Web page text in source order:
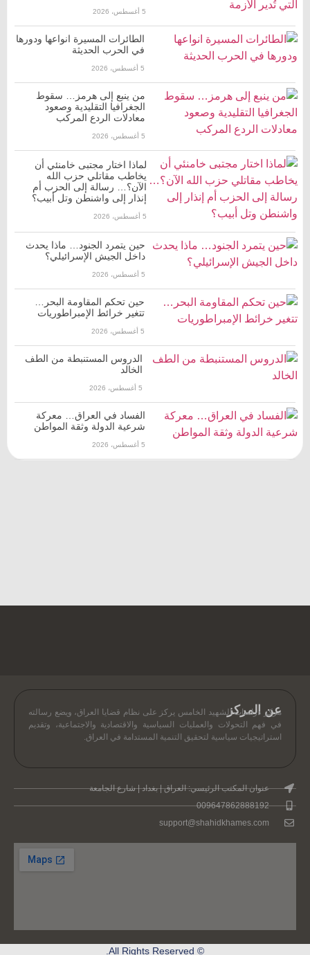
5 أغسطس، 2026
الطائرات المسيرة انواعها ودورها
في الحرب الحديثة
5 أغسطس، 2026
من ينبع إلى هرمز… سقوط
الجغرافيا التقليدية وصعود
معادلات الردع المركب
5 أغسطس، 2026
لماذا اختار مجتبى خامنئي أن
يخاطب مقاتلي حزب الله
الآن؟… رسالة إلى الحزب أم
إنذار إلى واشنطن وتل أبيب؟
5 أغسطس، 2026
حين يتمرد الجنود… ماذا يحدث
داخل الجيش الإسرائيلي؟
5 أغسطس، 2026
حين تحكم المقاومة البحر…
تتغير خرائط الإمبراطوريات
5 أغسطس، 2026
الدروس المستنبطة من الطف
الخالد
5 أغسطس، 2026
الفساد في العراق… معركة
شرعية الدولة وثقة المواطن
5 أغسطس، 2026
عن المركز
مركز دراسات الشهيد الخامس يركز على نظام قضايا العراق، ويضع رسالته
في فهم التحولات والعمليات السياسية والاقتصادية والاجتماعية، وتقديم
استراتيجيات سياسية لتحقيق التنمية المستدامة في العراق.
عنوان المكتب الرئيسي: العراق | بغداد | شارع الجامعة
009647862888192
support@shahidkhames.com
© All Rights Reserved.